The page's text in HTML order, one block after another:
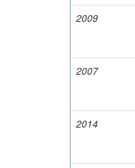
2009
2007
2014